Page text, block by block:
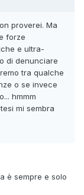
proverei. Ma
forze
e ultra-
di denunciare
tra qualche
o se invece
hmmm
mi sembra
è sempre e solo